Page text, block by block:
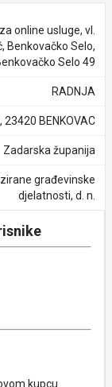
online usluge, vl.
Benkovačko Selo,
Selo 49
RADNJA
BENKOVAC
Zadarska županija
građevinske
djelatnosti, d. n.
kupcu